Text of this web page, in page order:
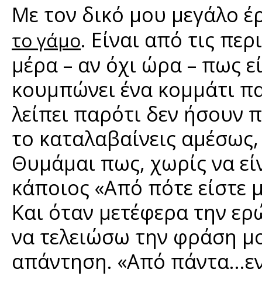
Με τον δικό μου μεγάλο
το γάμο. Είναι από τις
μέρα – αν όχι ώρα – πως
κουμπώνει ένα κομμάτι
λείπει παρότι δεν ήσουν
το καταλαβαίνεις
Θυμάμαι πως, χωρίς να
κάποιος «Από πότε
Και όταν μετέφερα την
να τελειώσω την φράση
απάντηση. «Από